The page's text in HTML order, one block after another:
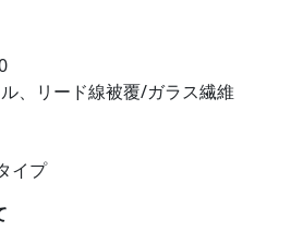
、リード線被覆/ガラス繊維
イプ